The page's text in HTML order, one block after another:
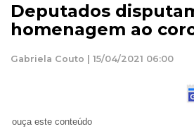
Deputados
homenagem ao
Gabriela Couto | 15/04/2021 06:00
ouça este conteúdo